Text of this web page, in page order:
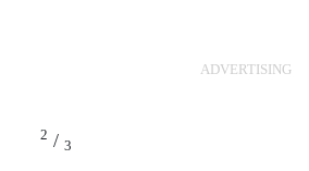
ADVERTISING
2 / 3